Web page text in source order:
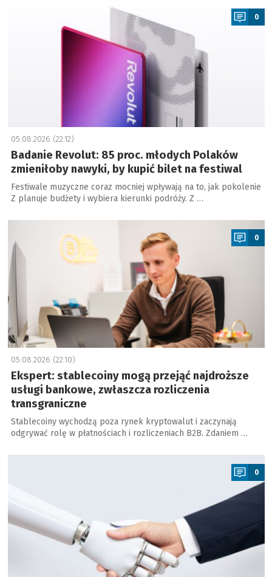
0
05.08.2026 (22:12)
Badanie Revolut: 85 proc. młodych Polaków
zmieniłoby nawyki, by kupić bilet na festiwal
Festiwale muzyczne coraz mocniej wpływają na to, jak pokolenie
Z planuje budżety i wybiera kierunki podróży. Z …
a
0
05.08.2026 (22:10)
Ekspert: stablecoiny mogą przejąć najdroższe
usługi bankowe, zwłaszcza rozliczenia
transgraniczne
Stablecoiny wychodzą poza rynek kryptowalut i zaczynają
odgrywać rolę w płatnościach i rozliczeniach B2B. Zdaniem …
a
0